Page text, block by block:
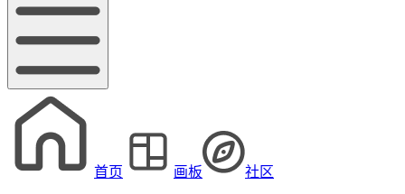
首页 画板 社区